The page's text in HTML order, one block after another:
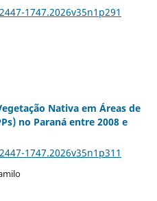
1747.2026v35n1p291
Nativa em Áreas de
no Paraná entre 2008 e
1747.2026v35n1p311